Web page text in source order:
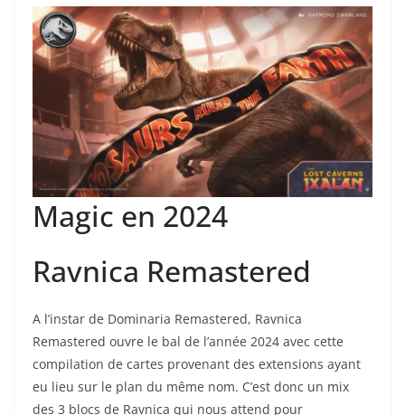
Magic en 2024
Ravnica Remastered
A l’instar de Dominaria Remastered, Ravnica
Remastered ouvre le bal de l’année 2024 avec cette
compilation de cartes provenant des extensions ayant
eu lieu sur le plan du même nom. C’est donc un mix
des 3 blocs de Ravnica qui nous attend pour